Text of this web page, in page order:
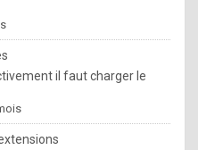
il faut charger le